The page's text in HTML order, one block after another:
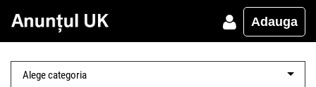
Adauga